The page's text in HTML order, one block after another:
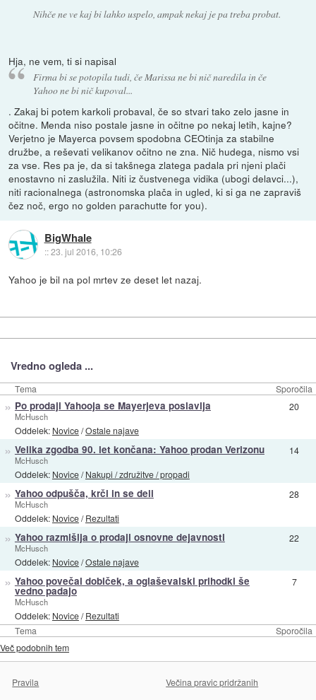
Nihče ne ve kaj bi lahko uspelo, ampak nekaj je pa treba probat.
Hja, ne vem, ti si napisal
Firma bi se potopila tudi, če Marissa ne bi nič naredila in če
Yahoo ne bi nič kupoval...
. Zakaj bi potem karkoli probaval, če so stvari tako zelo jasne in
očitne. Menda niso postale jasne in očitne po nekaj letih, kajne?
Verjetno je Mayerca povsem spodobna CEOtinja za stabilne
družbe, a reševati velikanov očitno ne zna. Nič hudega, nismo vsi
za vse. Res pa je, da si takšnega zlatega padala pri njeni plači
enostavno ni zaslužila. Niti iz čustvenega vidika (ubogi delavci...),
niti racionalnega (astronomska plača in ugled, ki si ga ne zapraviš
čez noč, ergo no golden parachutte for you).
BigWhale
::23. jul 2016, 10:26
Yahoo je bil na pol mrtev ze deset let nazaj.
Vredno ogleda ...
Tema Sporočila
Tema Sporočila
» Po prodaji Yahooja se Mayerjeva poslavlja
McHusch
Oddelek: Novice/Ostale najave
20
» Velika zgodba 90. let končana: Yahoo prodan Verizonu
McHusch
Oddelek: Novice/Nakupi / združitve / propadi
14
» Yahoo odpušča, krči in se deli
McHusch
Oddelek: Novice/Rezultati
28
» Yahoo razmišlja o prodaji osnovne dejavnosti
McHusch
Oddelek: Novice/Ostale najave
22
» Yahoo povečal dobiček, a oglaševalski prihodki še
vedno padajo
McHusch
Oddelek: Novice/Rezultati
7
Več podobnih tem
Pravila
Večina pravic pridržanih